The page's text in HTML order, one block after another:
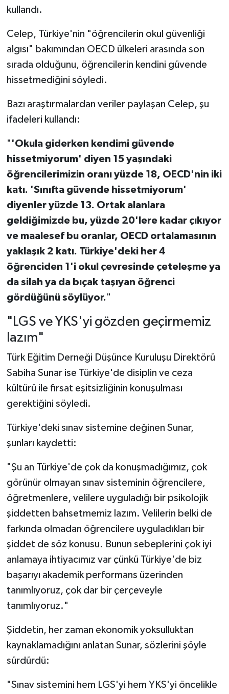
kullandı.
Celep, Türkiye'nin "öğrencilerin okul güvenliği
algısı" bakımından OECD ülkeleri arasında son
sırada olduğunu, öğrencilerin kendini güvende
hissetmediğini söyledi.
Bazı araştırmalardan veriler paylaşan Celep, şu
ifadeleri kullandı:
" 'Okula giderken kendimi güvende
hissetmiyorum' diyen 15 yaşındaki
öğrencilerimizin oranı yüzde 18, OECD'nin iki
katı. 'Sınıfta güvende hissetmiyorum'
diyenler yüzde 13. Ortak alanlara
geldiğimizde bu, yüzde 20'lere kadar çıkıyor
ve maalesef bu oranlar, OECD ortalamasının
yaklaşık 2 katı. Türkiye'deki her 4
öğrenciden 1'i okul çevresinde çeteleşme ya
da silah ya da bıçak taşıyan öğrenci
gördüğünü söylüyor."
"LGS ve YKS'yi gözden geçirmemiz
lazım"
Türk Eğitim Derneği Düşünce Kuruluşu Direktörü
Sabiha Sunar ise Türkiye'de disiplin ve ceza
kültürü ile fırsat eşitsizliğinin konuşulması
gerektiğini söyledi.
Türkiye'deki sınav sistemine değinen Sunar,
şunları kaydetti:
"Şu an Türkiye'de çok da konuşmadığımız, çok
görünür olmayan sınav sisteminin öğrencilere,
öğretmenlere, velilere uyguladığı bir psikolojik
şiddetten bahsetmemiz lazım. Velilerin belki de
farkında olmadan öğrencilere uyguladıkları bir
şiddet de söz konusu. Bunun sebeplerini çok iyi
anlamaya ihtiyacımız var çünkü Türkiye'de biz
başarıyı akademik performans üzerinden
tanımlıyoruz, çok dar bir çerçeveyle
tanımlıyoruz."
Şiddetin, her zaman ekonomik yoksulluktan
kaynaklamadığını anlatan Sunar, sözlerini şöyle
sürdürdü:
"Sınav sistemini hem LGS'yi hem YKS'yi öncelikle